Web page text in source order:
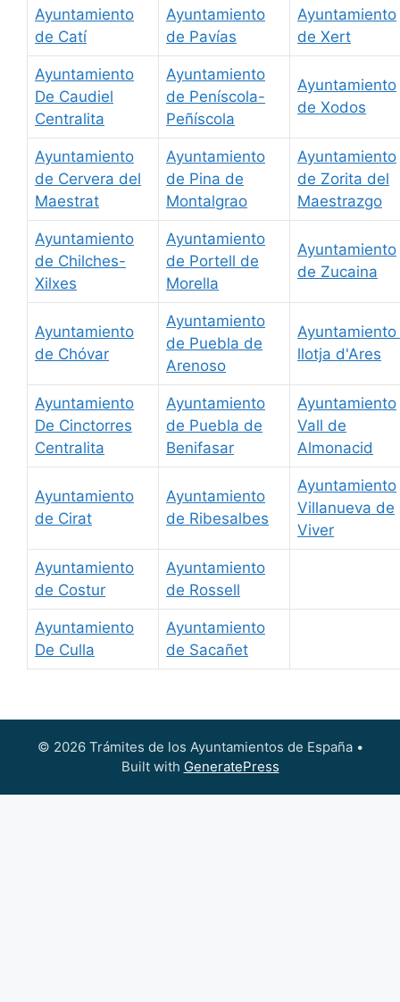
Ayuntamiento
de Catí
Ayuntamiento
de Pavías
Ayuntamiento
de Xert
Ayuntamiento
De Caudiel
Centralita
Ayuntamiento
de Peníscola-
Peñíscola
Ayuntamiento
de Xodos
Ayuntamiento
de Cervera del
Maestrat
Ayuntamiento
de Pina de
Montalgrao
Ayuntamiento
de Zorita del
Maestrazgo
Ayuntamiento
de Chilches-
Xilxes
Ayuntamiento
de Portell de
Morella
Ayuntamiento
de Zucaina
Ayuntamiento
de Chóvar
Ayuntamiento
de Puebla de
Arenoso
Ayuntamiento
llotja d'Ares
Ayuntamiento
De Cinctorres
Centralita
Ayuntamiento
de Puebla de
Benifasar
Ayuntamiento
Vall de
Almonacid
Ayuntamiento
de Cirat
Ayuntamiento
de Ribesalbes
Ayuntamiento
Villanueva de
Viver
Ayuntamiento
de Costur
Ayuntamiento
de Rossell
Ayuntamiento
De Culla
Ayuntamiento
de Sacañet
© 2026 Trámites de los Ayuntamientos de España•
Built with GeneratePress